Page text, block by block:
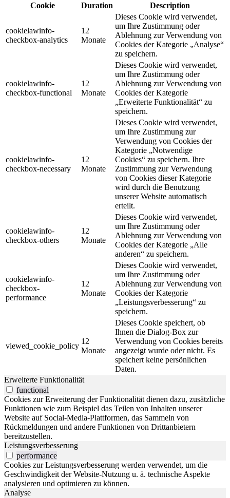
Cookie
Duration Description
cookielawinfo-
checkbox-analytics
12
Monate
Dieses Cookie wird verwendet,
um Ihre Zustimmung oder
Ablehnung zur Verwendung von
Cookies der Kategorie „Analyse“
zu speichern.
cookielawinfo-
checkbox-functional
12
Monate
Dieses Cookie wird verwendet,
um Ihre Zustimmung oder
Ablehnung zur Verwendung von
Cookies der Kategorie
„Erweiterte Funktionalität“ zu
speichern.
cookielawinfo-
checkbox-necessary
12
Monate
Dieses Cookie wird verwendet,
um Ihre Zustimmung zur
Verwendung von Cookies der
Kategorie „Notwendige
Cookies“ zu speichern. Ihre
Zustimmung zur Verwendung
von Cookies dieser Kategorie
wird durch die Benutzung
unserer Website automatisch
erteilt.
cookielawinfo-
checkbox-others
12
Monate
Dieses Cookie wird verwendet,
um Ihre Zustimmung oder
Ablehnung zur Verwendung von
Cookies der Kategorie „Alle
anderen“ zu speichern.
cookielawinfo-
checkbox-
performance
12
Monate
Dieses Cookie wird verwendet,
um Ihre Zustimmung oder
Ablehnung zur Verwendung von
Cookies der Kategorie
„Leistungsverbesserung“ zu
speichern.
viewed_cookie_policy
12
Monate
Dieses Cookie speichert, ob
Ihnen die Dialog-Box zur
Verwendung von Cookies bereits
angezeigt wurde oder nicht. Es
speichert keine persönlichen
Daten.
Erweiterte Funktionalität
functional
Cookies zur Erweiterung der Funktionalität dienen dazu, zusätzliche
Funktionen wie zum Beispiel das Teilen von Inhalten unserer
Website auf Social-Media-Plattformen, das Sammeln von
Rückmeldungen und andere Funktionen von Drittanbietern
bereitzustellen.
Leistungsverbesserung
performance
Cookies zur Leistungsverbesserung werden verwendet, um die
Geschwindigkeit der Website-Nutzung u. ä. technische Aspekte
analysieren und optimieren zu können.
Analyse